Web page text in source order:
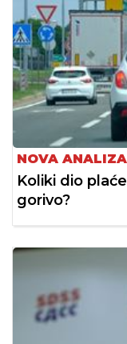
NOVA ANALIZA
Koliki dio
gorivo?